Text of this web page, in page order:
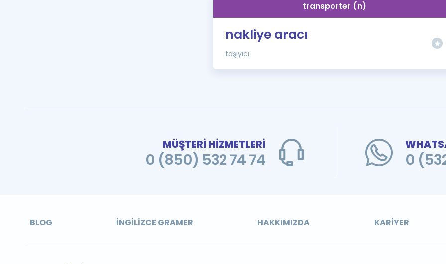
transporter (n)
nakliye aracı
taşıyıcı
MÜŞTERİ HİZMETLERİ
0 (850) 532 74 74 0
BLOG İNGILIZCE GRAMER HAKKIMIZDA KARIYER